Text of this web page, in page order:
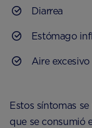
Diarrea
Estómago
Aire excesivo
Estos síntomas
que se consumió